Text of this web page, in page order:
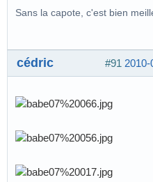
Sans la capote, c'est bien
#91 2010-
cédric